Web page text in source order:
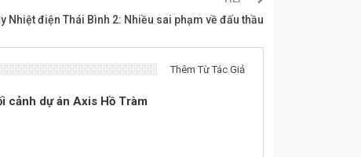
Nhiệt điện Thái Bình 2: Nhiều sai phạm về đấu thầu
Thêm Từ Tác Giả
cảnh dự án Axis Hồ Tràm